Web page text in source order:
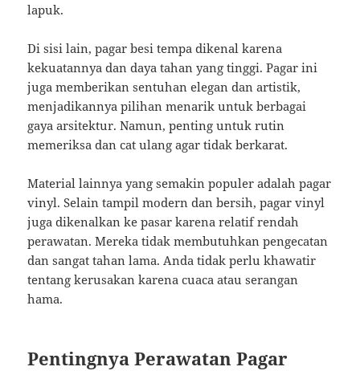
lapuk.
Di sisi lain, pagar besi tempa dikenal karena
kekuatannya dan daya tahan yang tinggi. Pagar ini
juga memberikan sentuhan elegan dan artistik,
menjadikannya pilihan menarik untuk berbagai
gaya arsitektur. Namun, penting untuk rutin
memeriksa dan cat ulang agar tidak berkarat.
Material lainnya yang semakin populer adalah pagar
vinyl. Selain tampil modern dan bersih, pagar vinyl
juga dikenalkan ke pasar karena relatif rendah
perawatan. Mereka tidak membutuhkan pengecatan
dan sangat tahan lama. Anda tidak perlu khawatir
tentang kerusakan karena cuaca atau serangan
hama.
Pentingnya Perawatan Pagar